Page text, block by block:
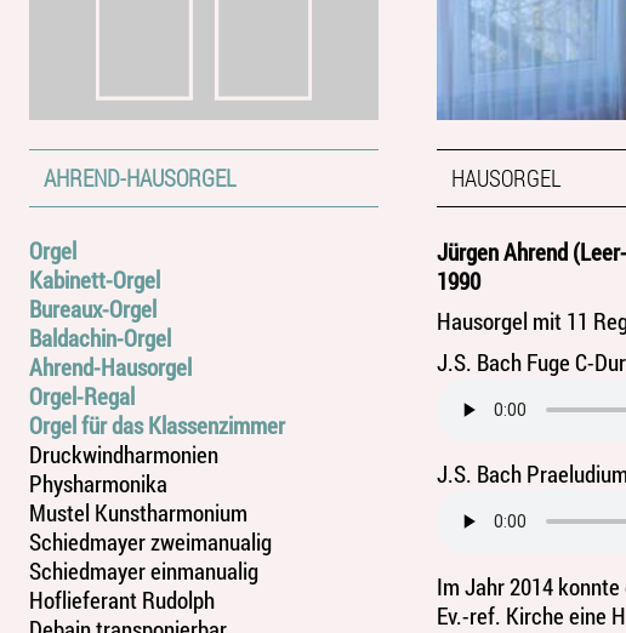
AHREND-HAUSORGEL
Orgel
Kabinett-Orgel
Bureaux-Orgel
Baldachin-Orgel
Ahrend-Hausorgel
Orgel-Regal
Orgel für das Klassenzimmer
Druckwindharmonien
Physharmonika
Mustel Kunstharmonium
Schiedmayer zweimanualig
Schiedmayer einmanualig
Hoflieferant Rudolph
HAUSORGEL
Jürgen Ahrend
1990
Hausorgel mit 11
J.S. Bach Fuge C-
J.S. Bach
Im Jahr 2014
Ev.-ref. Kirche eine